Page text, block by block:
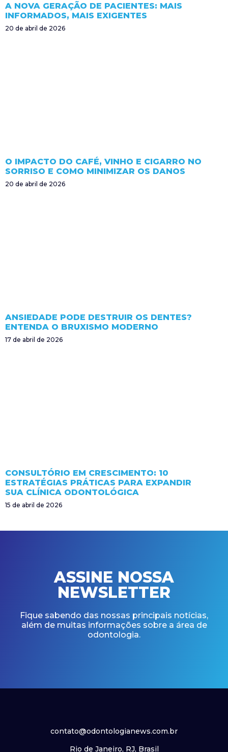
A NOVA GERAÇÃO DE PACIENTES: MAIS
INFORMADOS, MAIS EXIGENTES
20 de abril de 2026
O IMPACTO DO CAFÉ, VINHO E CIGARRO NO
SORRISO E COMO MINIMIZAR OS DANOS
20 de abril de 2026
ANSIEDADE PODE DESTRUIR OS DENTES?
ENTENDA O BRUXISMO MODERNO
17 de abril de 2026
CONSULTÓRIO EM CRESCIMENTO: 10
ESTRATÉGIAS PRÁTICAS PARA EXPANDIR
SUA CLÍNICA ODONTOLÓGICA
15 de abril de 2026
ASSINE NOSSA
NEWSLETTER
Fique sabendo das nossas principais notícias,
além de muitas informações sobre a área de
odontologia.
contato@odontologianews.com.br
Rio de Janeiro, RJ, Brasil